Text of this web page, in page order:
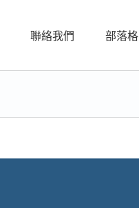
聯絡我們 部落格